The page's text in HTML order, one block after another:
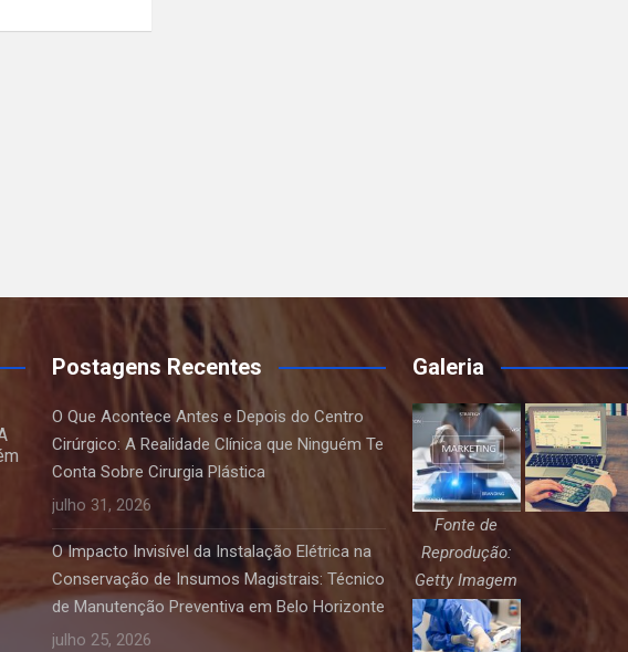
Postagens Recentes
O Que Acontece Antes e Depois do Centro
Cirúrgico: A Realidade Clínica que Ninguém Te
Conta Sobre Cirurgia Plástica
julho 31, 2026
O Impacto Invisível da Instalação Elétrica na
Conservação de Insumos Magistrais: Técnico
de Manutenção Preventiva em Belo Horizonte
julho 25, 2026
Galeria
Fonte de
Reprodução:
Getty Imagem